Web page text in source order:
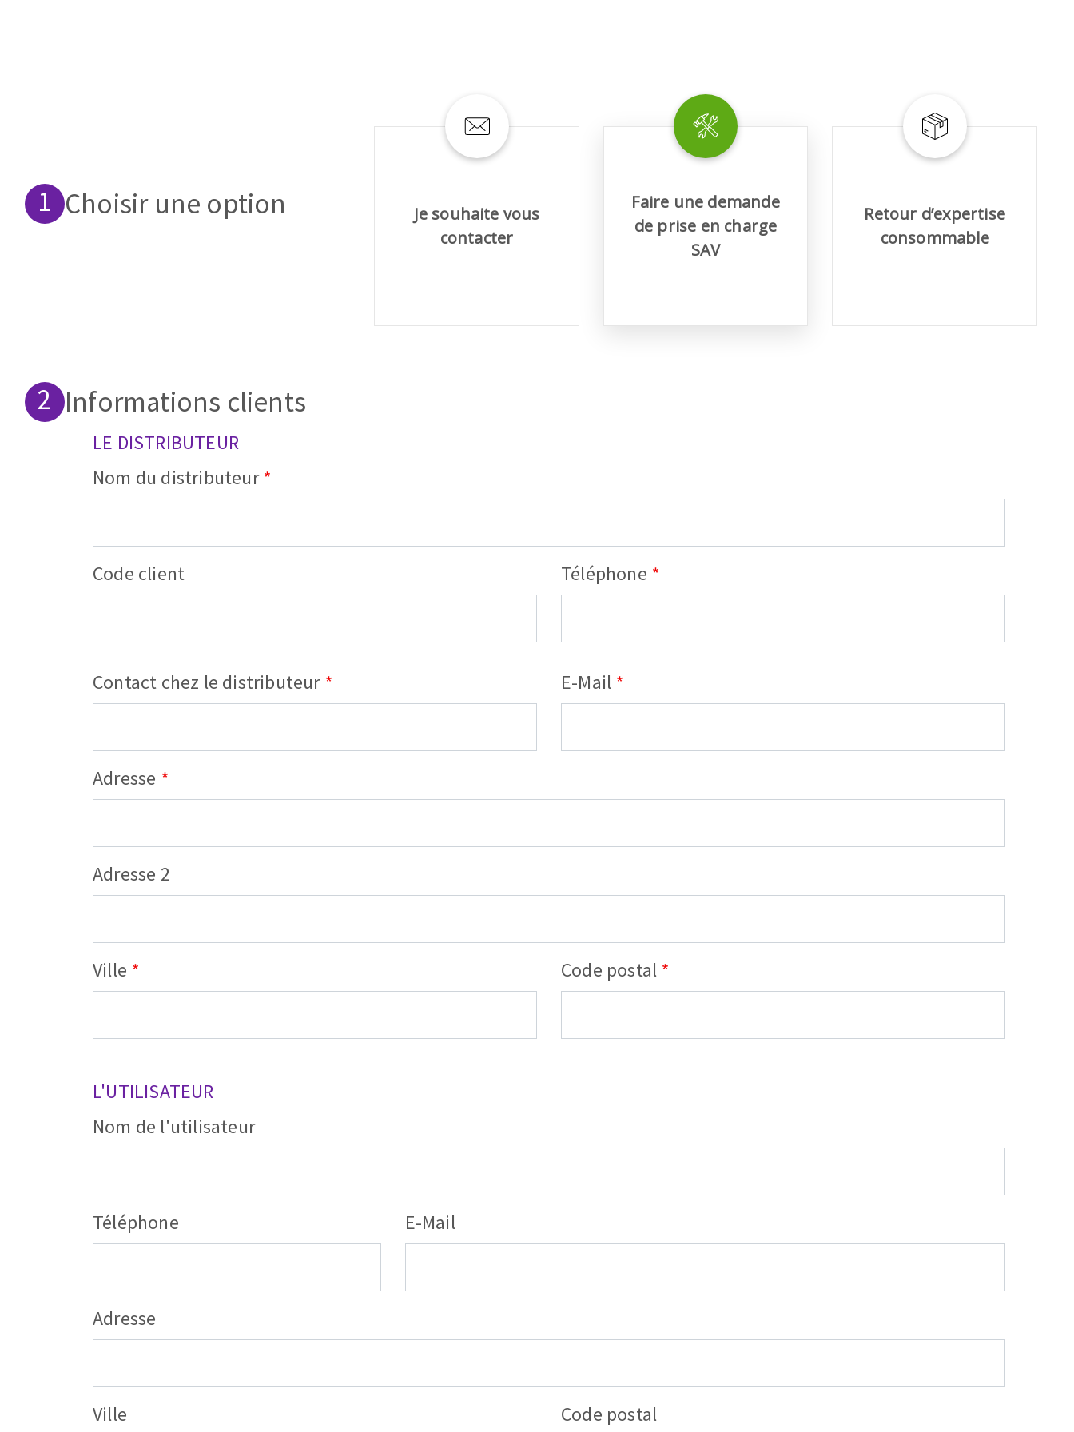
TRAITEMENT DE SURFACE NETTOYAGE
MACHINES POUR LE TRAVAIL DU
MÉTAL
Perceuses
Perceuses magnétiques
Forets métaux
Choisir une option
Je souhaite vous
contacter
Faire une demande
de prise en charge
SAV
Retour d’expertise
consommable
Informations clients
LE DISTRIBUTEUR
Nom du distributeur
Code client
Téléphone
Contact chez le distributeur E-Mail
Adresse
Adresse 2
Ville Code postal
L'UTILISATEUR
Nom de l'utilisateur
Téléphone E-Mail
Adresse
Ville Code postal